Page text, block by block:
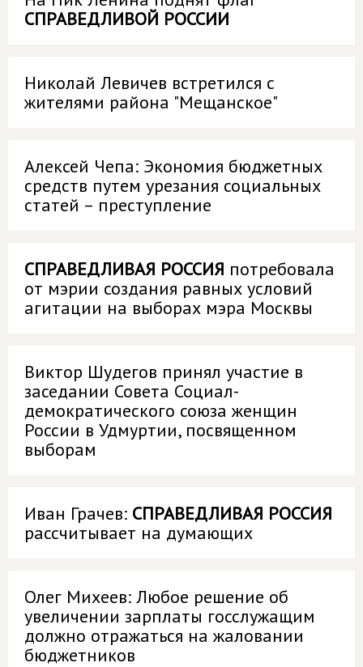
СПРАВЕДЛИВОЙ РОССИИ
Николай Левичев встретился с
жителями района "Мещанское"
Алексей Чепа: Экономия бюджетных
средств путем урезания социальных
статей – преступление
СПРАВЕДЛИВАЯ РОССИЯ потребовала
от мэрии создания равных условий
агитации на выборах мэра Москвы
Виктор Шудегов принял участие в
заседании Совета Социал-
демократического союза женщин
России в Удмуртии, посвященном
выборам
Иван Грачев: СПРАВЕДЛИВАЯ РОССИЯ
рассчитывает на думающих
Олег Михеев: Любое решение об
увеличении зарплаты госслужащим
должно отражаться на жаловании
бюджетников